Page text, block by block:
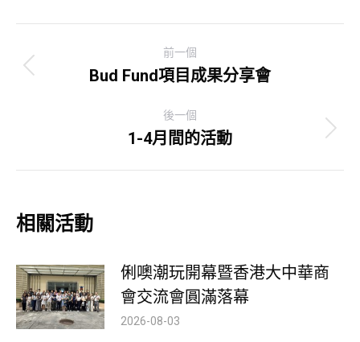
navigation
前一個
Previous
Bud Fund項目成果分享會
後一個
Next
1-4月間的活動
相關活動
俐噢潮玩開幕暨香港大中華商
會交流會圓滿落幕
2026-08-03